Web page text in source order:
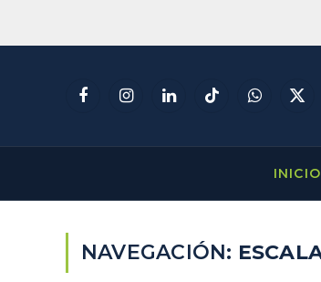
FacebookInstagramLinkedInTikTokWhatsApp
X
INICIO
NAVEGACIÓN: